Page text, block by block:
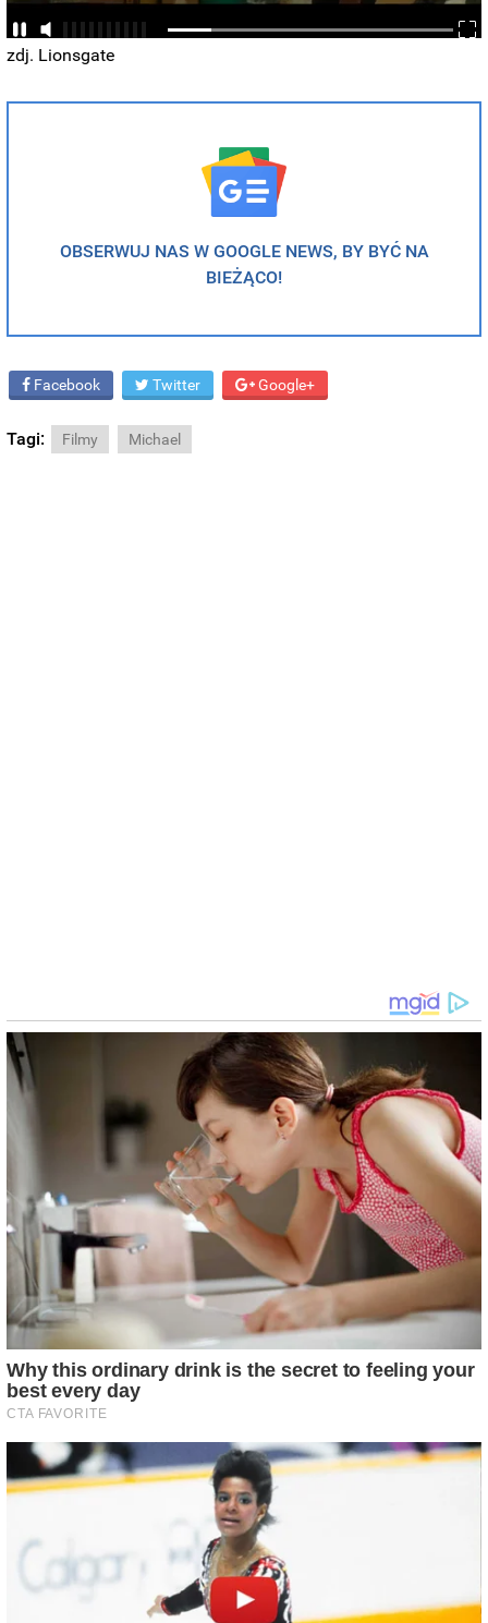
zdj. Lionsgate
OBSERWUJ NAS W GOOGLE NEWS, BY BYĆ NA
BIEŻĄCO!
Facebook Twitter Google+
Tagi: Filmy Michael